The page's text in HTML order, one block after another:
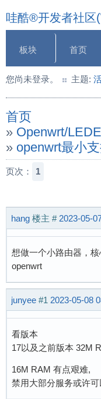
哇酷®开发者社区
板块 首页
您尚未登录。 主题:
首页
» Openwrt/
» openwrt最小
页次： 1
hang 楼主 # 2023-05-
想做一个小路由器，
openwrt
junyee #1 2023-05-08
看版本
17以及之前版本 32M
16M RAM 有点艰难,
禁用大部分服务或许可